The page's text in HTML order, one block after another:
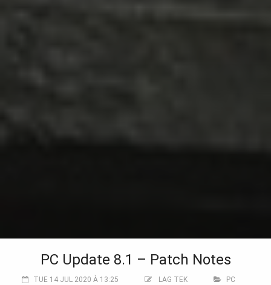
PC Update 8.1 – Patch Notes
TUE 14 JUL 2020 À 13:25 LAG TEK
PC